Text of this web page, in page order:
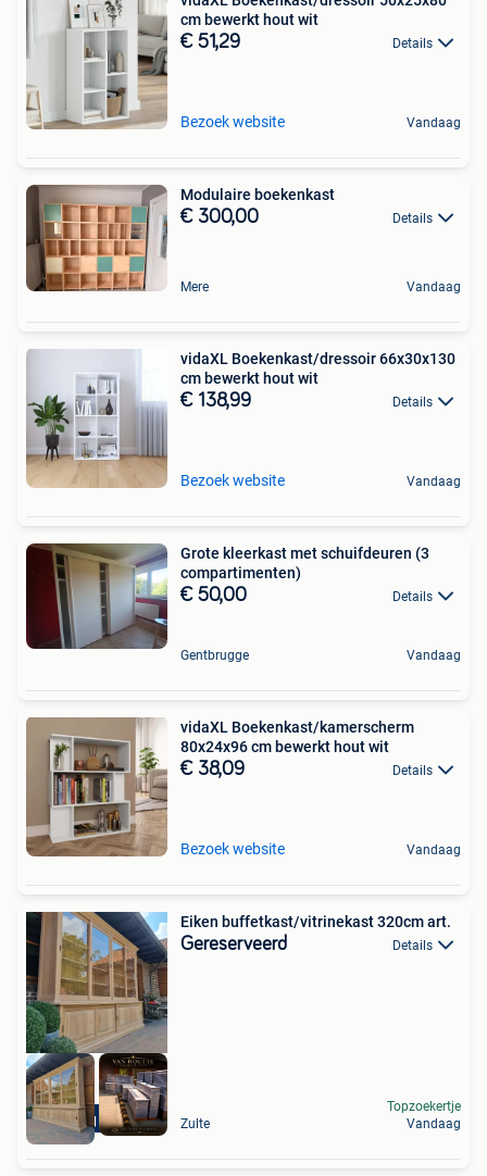
cm bewerkt hout wit
€ 51,29 Details
Bezoek website Vandaag
Modulaire boekenkast
€ 300,00 Details
Mere Vandaag
vidaXL Boekenkast/dressoir 66x30x130
cm bewerkt hout wit
€ 138,99 Details
Bezoek website Vandaag
Grote kleerkast met schuifdeuren (3
compartimenten)
€ 50,00 Details
Gentbrugge Vandaag
vidaXL Boekenkast/kamerscherm
80x24x96 cm bewerkt hout wit
€ 38,09 Details
Bezoek website Vandaag
Levering mogelijk
Eiken buffetkast/vitrinekast 320cm art.
Gereserveerd Details
Zulte
Topzoekertje
Vandaag